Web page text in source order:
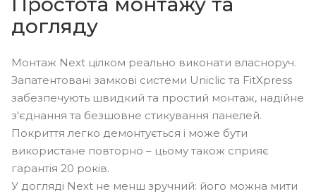
догляду
Монтаж Next цілком реально виконати власноруч.
Запатентовані замкові системи Uniclic та FitXpress
забезпечують швидкий та простий монтаж, надійне
з'єднання та безшовне стикування панелей.
Покриття легко демонтується і може бути
використане повторно – цьому також сприяє
гарантія 20 років.
У догляді Next не менш зручний: його можна мити